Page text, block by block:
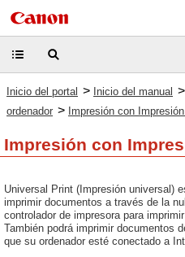
Inicio del portal > Inicio del manual >
ordenador > Impresión con
Impresión con
Universal Print (Impresión universal)
imprimir documentos a través de la
controlador de impresora para
También podrá imprimir documentos
que su ordenador esté conectado a